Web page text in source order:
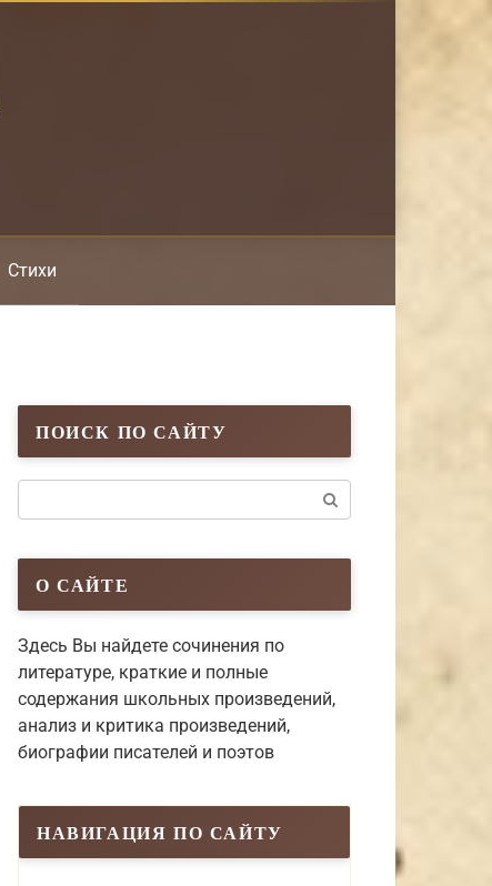
Стихи
ПОИСК ПО САЙТУ
О САЙТЕ
Здесь Вы найдете сочинения по
литературе, краткие и полные
содержания школьных произведений,
анализ и критика произведений,
биографии писателей и поэтов
НАВИГАЦИЯ ПО САЙТУ